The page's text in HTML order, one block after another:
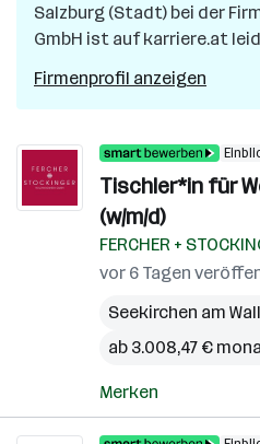
Salzburg (Stadt) bei der
GmbH ist auf karriere.at
Firmenprofil anzeigen
Tischler*in für
(w/m/d)
FERCHER +
vor 6 Tagen
Seekirchen am
ab 3.008,47 €
Merken